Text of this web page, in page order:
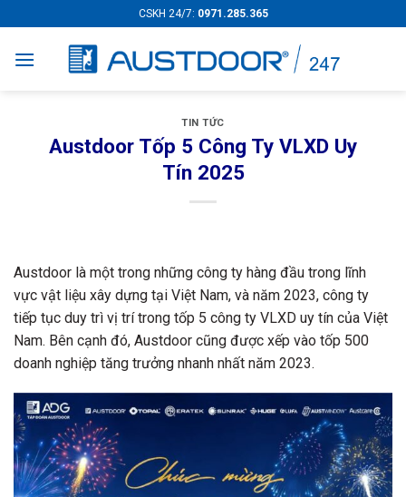
to
content
CSKH 24/7: 0971.285.365
TIN TỨC
Austdoor Tốp 5 Công Ty VLXD Uy
Tín 2025
Austdoor là một trong những công ty hàng đầu trong lĩnh
vực vật liệu xây dựng tại Việt Nam, và năm 2023, công ty
tiếp tục duy trì vị trí trong tốp 5 công ty VLXD uy tín của Việt
Nam. Bên cạnh đó, Austdoor cũng được xếp vào tốp 500
doanh nghiệp tăng trưởng nhanh nhất năm 2023.